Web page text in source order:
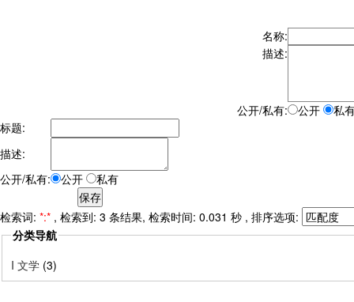
名称:
描述:
公开/私有: 公开
私
标题:
描述:
公开/私有:
公开 私有
检索词: *:* , 检索到: 3 条结果, 检索时间: 0.031 秒 , 排序选项:
分类导航
I 文学 (3)